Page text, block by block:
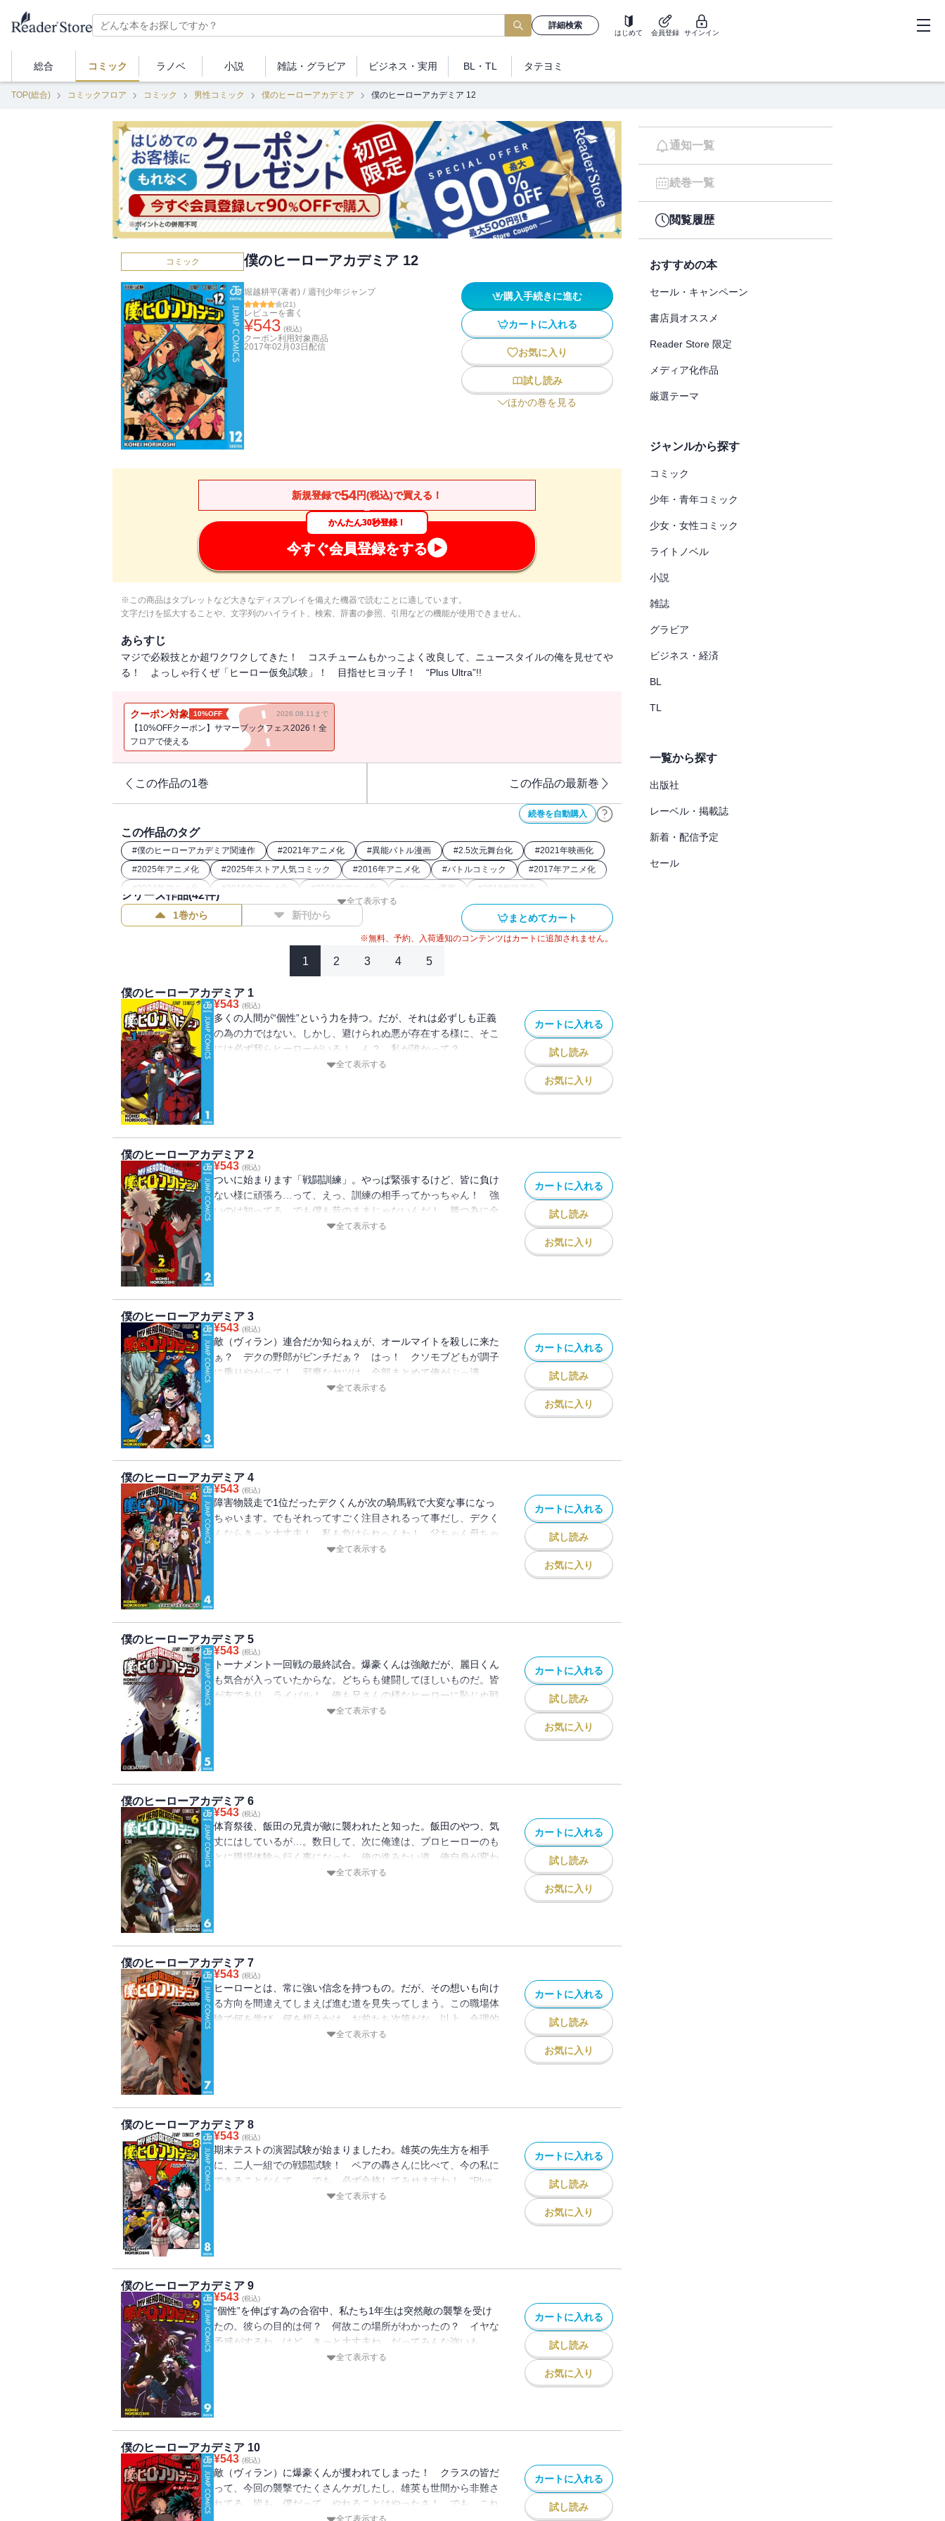
詳細検索
はじめて 会員登録 サインイン
総合 コミック ラノベ 小説 雑誌・ グラビア ビジネス ・実用 BL・TL タテヨミ
TOP(総合) コミックフロア コミック 男性コミック 僕のヒーローアカデミア 僕のヒーローアカデミア 12
コミック 僕のヒーローアカデミア 12
堀越耕平(著者) / 週刊少年ジャンプ
(21)
レビューを書く
¥543 (税込)
クーポン利用対象商品
2017年02月03日 配信
購入手続きに進む
カートに入れる
お気に入り
試し読み
ほかの巻を見る
新規登録で54円(税込)で買える！
かんたん30秒登録！
今すぐ会員登録をする
※この商品はタブレットなど大きなディスプレイを備えた機器で読むことに適しています。
文字だけを拡大することや、文字列のハイライト、検索、辞書の参照、引用などの機能が使用できません。
あらすじ
マジで必殺技とか超ワクワクしてきた！ コスチュームもかっこよく改良して、ニュースタイルの俺を見せてや
る！ よっしゃ行くぜ「ヒーロー仮免試験」！ 目指せヒヨッ子！ “Plus Ultra”!!
クーポン対象 10%OFF 2026.08.11まで
【10%OFFクーポン】サマーブックフェス2026！全
フロアで使える
この作品の1巻 この作品の最新巻
続巻を自動購入
この作品のタグ
#僕のヒーローアカデミア関連作 #2021年アニメ化 #異能バトル漫画 #2.5次元舞台化 #2021年映画化
#2025年アニメ化 #2025年ストア人気コミック #2016年アニメ化 #バトルコミック #2017年アニメ化
#2024年アニメ化 #2019年アニメ化 #2018年アニメ化 # ヒーロー漫画 #2018年映画化
#2022年アニメ化 #2024年映画化
全て表示する
シリーズ作品(42件)
1巻から 新刊から まとめてカート
※無料、予約、入荷通知のコンテンツはカートに追加されません。
1 2 3 4 5
僕のヒーローアカデミア 1
¥543 (税込)
多くの人間が“個性”という力を持つ。だが、それは必ずしも正義
の為の力ではない。しかし、避けられぬ悪が存在する様に、そこ
には必ず我らヒーローがいる！ ん？ 私が誰かって？
HA―HA―HA―HA―HA！ さぁ、始まるぞ少年！ 君だけの夢
全て表示する
カートに入れる
試し読み
お気に入り
僕のヒーローアカデミア 2
¥543 (税込)
ついに始まります「戦闘訓練」。やっぱ緊張するけど、皆に負け
ない様に頑張ろ…って、えっ、訓練の相手ってかっちゃん！ 強
いのは知ってる。でも僕も昔のままじゃないんだ！ 勝つ為に全
全て表示する
カートに入れる
試し読み
お気に入り
僕のヒーローアカデミア 3
¥543 (税込)
敵（ヴィラン）連合だか知らねぇが、オールマイトを殺しに来た
ぁ？ デクの野郎がピンチだぁ？ はっ！ クソモブどもが調子
に乗りやがって！ 邪魔なヤツは、全部まとめて俺がぶっ潰
全て表示する
カートに入れる
試し読み
お気に入り
僕のヒーローアカデミア 4
¥543 (税込)
障害物競走で1位だったデクくんが次の騎馬戦で大変な事になっ
ちゃいます。でもそれってすごく注目されるって事だし、デクく
んならきっと大丈夫！ 私も負けられへんわ！ 父ちゃん母ちゃ
ん見ててね！ “Plus Ultra”!!全て表示する
カートに入れる
試し読み
お気に入り
僕のヒーローアカデミア 5
¥543 (税込)
トーナメント一回戦の最終試合。爆豪くんは強敵だが、麗日くん
も気合が入っていたからな。どちらも健闘してほしいものだ。皆
が友であり、ライバル！ 俺も兄さんの様なヒーローに恥じぬ戦
いをしないとな！ “Plus Ultra”!!全て表示する
カートに入れる
試し読み
お気に入り
僕のヒーローアカデミア 6
¥543 (税込)
体育祭後、飯田の兄貴が敵に襲われたと知った。飯田のやつ、気
丈にはしているが…。数日して、次に俺達は、プロヒーローのも
とに職場体験へ行く事になった。俺の進みたい道…俺自身が変わ
る為に。もう親父からは逃げねぇ…！ “Plus Ultra”!!
全て表示する
カートに入れる
試し読み
お気に入り
僕のヒーローアカデミア 7
¥543 (税込)
ヒーローとは、常に強い信念を持つもの。だが、その想いも向け
る方向を間違えてしまえば進む道を見失ってしまう。この職場体
験で何を学び、何を想うかは、お前たち次第だな。以上、合理的
にササッといくぞ！ “Plus Ultra”!!
全て表示する
カートに入れる
試し読み
お気に入り
僕のヒーローアカデミア 8
¥543 (税込)
期末テストの演習試験が始まりましたわ。雄英の先生方を相手
に、二人一組での戦闘試験！ ペアの轟さんに比べて、今の私に
できることなんて…。でも、必ず合格してみせますわ！ “Plus
全て表示する
カートに入れる
試し読み
お気に入り
僕のヒーローアカデミア 9
¥543 (税込)
“個性”を伸ばす為の合宿中、私たち1年生は突然敵の襲撃を受け
たの。彼らの目的は何？ 何故この場所がわかったの？ イヤな
予感がするわ…けど、きっと大丈夫ね。だってみんな強いも
全て表示する
カートに入れる
試し読み
お気に入り
僕のヒーローアカデミア 10
¥543 (税込)
敵（ヴィラン）に爆豪くんが攫われてしまった！ クラスの皆だ
って、今回の襲撃でたくさんケガしたし、雄英も世間から非難さ
れてる。皆も…僕だって、やれることはやったさ！ でも、これ
カートに入れる
試し読み
通知一覧
続巻一覧
閲覧履歴
おすすめの本
セール・キャンペーン
書店員オススメ
Reader Store 限定
メディア化作品
厳選テーマ
ジャンルから探す
コミック
少年・青年コミック
少女・女性コミック
ライトノベル
小説
雑誌
グラビア
ビジネス・経済
BL
TL
一覧から探す
出版社
レーベル・掲載誌
新着・配信予定
セール